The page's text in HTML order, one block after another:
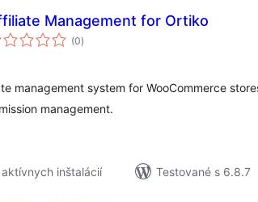
Management for Ortiko
(0celkové
hodnotenie
)
management system for WooCommerce
management.
inštalácií
Testované s 6.8.7